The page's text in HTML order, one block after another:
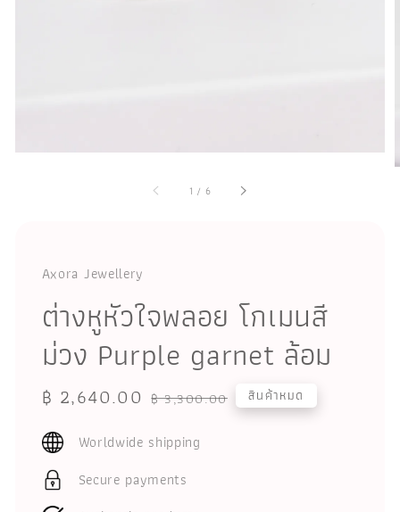
1 / 6
Axora Jewellery
ต่างหูหัวใจพลอย โกเมนสี
ม่วง Purple garnet ล้อม
Sale
฿ 2,640.00 Regular
฿ 3,300.00 สินค้าหมด
Worldwide shipping
Secure payments